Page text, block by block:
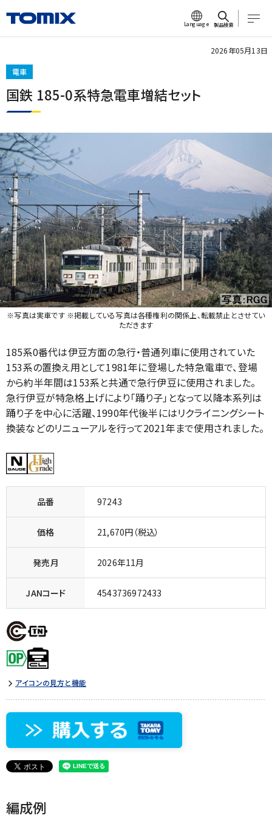
Language 製品検索
電車
国鉄 185-0系特急電車増結セット
2026年05月13日
※写真は実車です ※掲載している写真は各種権利の関係上、転載禁止とさせてい
ただきます
185系0番代は伊豆方面の急行・普通列車に使用されていた
153系の置換え用として1981年に登場した特急電車で、登場
から約半年間は153系と共通で急行伊豆に使用されました。
急行伊豆が特急格上げにより「踊り子」となって以降本系列は
踊り子を中心に活躍、1990年代後半にはリクライニングシート
換装などのリニューアルを行って2021年まで使用されました。
品番 97243
価格 21,670円（税込）
発売月 2026年11月
JANコード 4543736972433
アイコンの見方と機能
編成例